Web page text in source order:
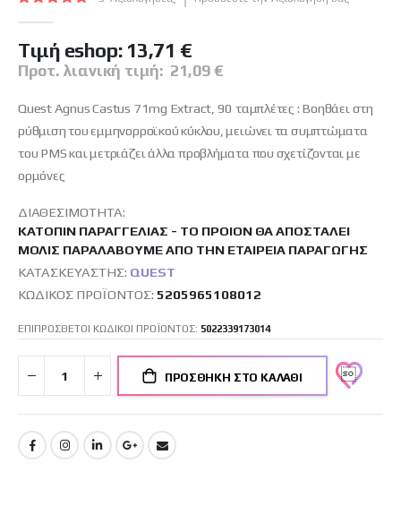
Tιμή eshop: 13,71 €
Προτ. λιανική τιμή: 21,09 €
Quest Agnus Castus 71mg Extract, 90 ταμπλέτες : Βοηθάει στη
ρύθμιση του εμμηνορροϊκού κύκλου, μειώνει τα συμπτώματα
του PMS και μετριάζει άλλα προβλήματα που σχετίζονται με
ορμόνες
ΔΙΑΘΕΣΙΜΌΤΗΤΑ:
ΚΑΤΌΠΙΝ ΠΑΡΑΓΓΕΛΊΑΣ - ΤΟ ΠΡΟΙΌΝ ΘΑ ΑΠΟΣΤΑΛΕΊ
ΜΌΛΙΣ ΠΑΡΑΛΆΒΟΥΜΕ ΑΠΌ ΤΗΝ ΕΤΑΙΡΕΊΑ ΠΑΡΑΓΩΓΉΣ
ΚΑΤΑΣΚΕΥΑΣΤΉΣ: QUEST
ΚΩΔΙΚΌΣ ΠΡΟΪΌΝΤΟΣ 5205965108012
ΕΠΙΠΡΟΣΘΕΤΟΙ ΚΩΔΙΚΟΙ ΠΡΟΪΟΝΤΟΣ: 5022339173014
ΠΡΟΣΘΉΚΗ ΣΤΟ ΚΑΛΆΘΙ